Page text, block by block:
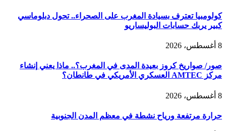
كولومبيا تعترف بسيادة المغرب على الصحراء.. تحول دبلوماسي
كبير يربك حسابات البوليساريو
8 أغسطس، 2026
صور/ صواريخ كروز بعيدة المدى في المغرب؟.. ماذا يعني إنشاء
مركز AMTEC العسكري الأمريكي في طانطان؟
8 أغسطس، 2026
حرارة مرتفعة ورياح نشطة في معظم المدن الجنوبية